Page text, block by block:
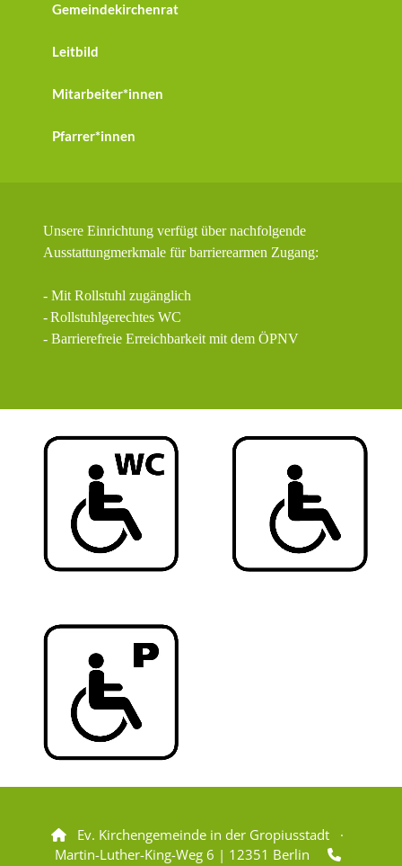
Gemeindekirchenrat
Leitbild
Mitarbeiter*innen
Pfarrer*innen
Unsere Einrichtung verfügt über nachfolgende
Ausstattungmerkmale für barrierearmen Zugang:
- Mit Rollstuhl zugänglich
-Rollstuhlgerechtes WC
- Barrierefreie Erreichbarkeit mit dem ÖPNV

Ev. Kirchengemeinde in der Gropiusstadt ·
Martin-Luther-King-Weg 6 | 12351 Berlin
